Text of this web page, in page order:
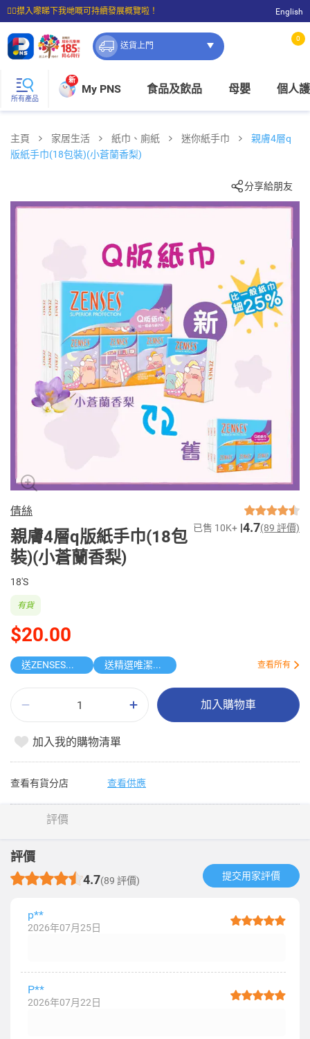
☝🏼㩒入嚟睇下我哋嘅可持續發展概覽啦！
⭐購物滿$399即享免費送貨；滿$100即可免費店取。
English
送貨上門
0
所有產品
新
My PNS 食品及飲品 母嬰 個人
主頁 家居生活 紙巾、廁紙 迷你紙手巾
親膚4層q
版紙手巾(18包裝)(小蒼蘭香梨)
分享給朋友
倩絲
親膚4層q版紙手巾(18包
裝)(小蒼蘭香梨)
已售 10K+ 4.7(89 評價)
18'S
$20.00
有貨
送ZENSES迷你鎖匙扣相機 送精選唯潔雅原箱紙品 查看所有
加入購物車
加入我的購物清單
查看有貨分店 查看供應
評價
評價
4.7(89 評價) 提交用家評價​
p**
2026年07月25日
P**
2026年07月22日